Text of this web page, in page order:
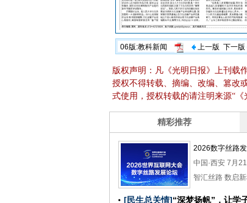
06版:教科新闻 上一版 下一版
版权声明：凡《光明日报》上刊载
授权不得转载、摘编、改编、篡改
式使用，授权转载的请注明来源“《